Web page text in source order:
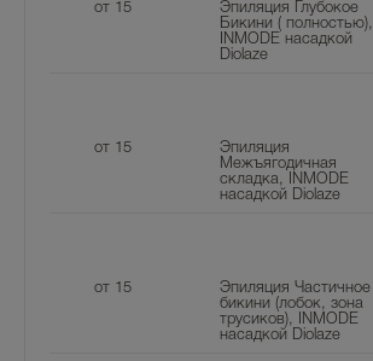
от 15
Эпиляция Глубокое
Бикини ( полностью),
INMODE насадкой
Diolaze
от 15
Эпиляция
Межъягодичная
складка, INMODE
насадкой Diolaze
от 15
Эпиляция Частичное
бикини (лобок, зона
трусиков), INMODE
насадкой Diolaze